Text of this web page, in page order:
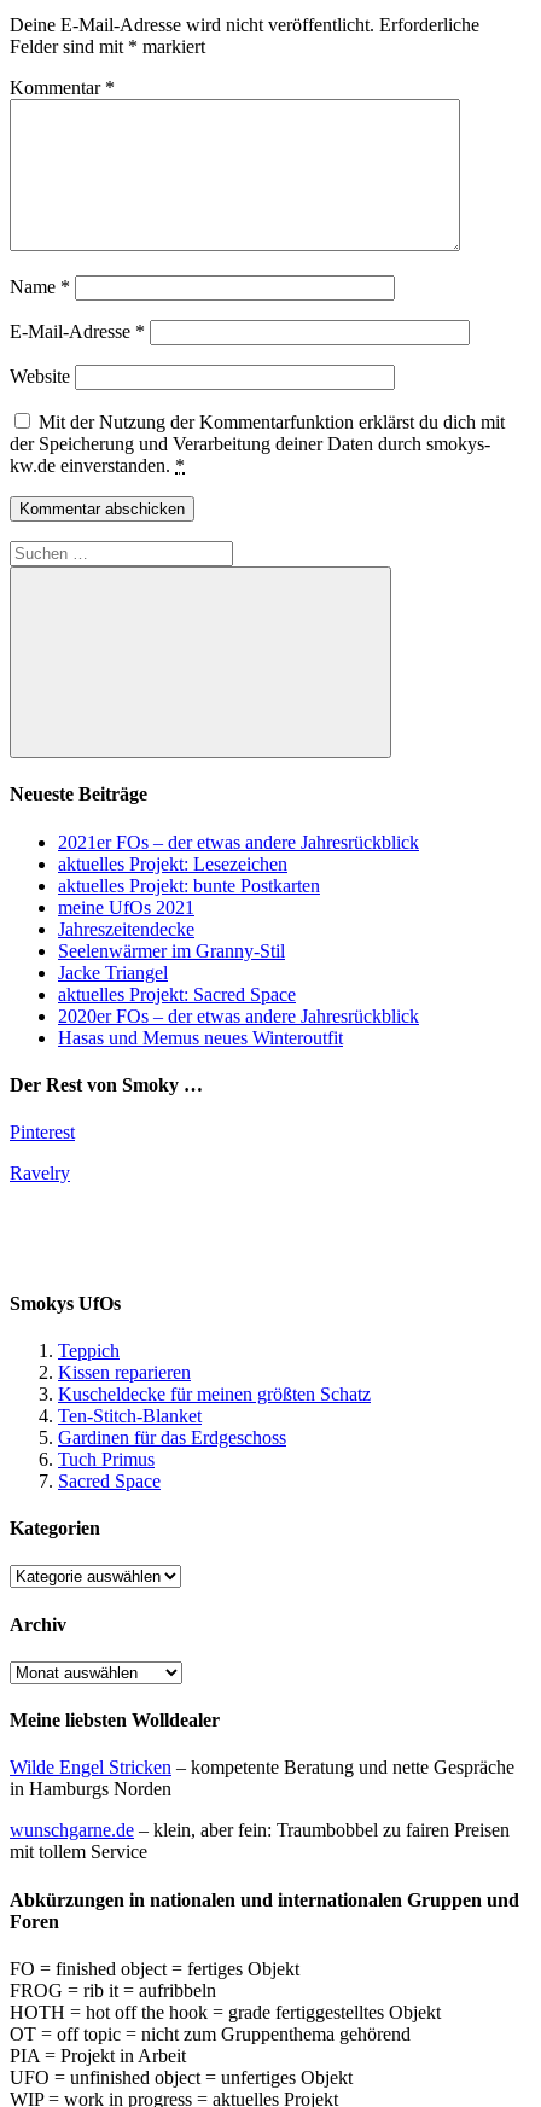
Deine E-Mail-Adresse wird nicht veröffentlicht. Erforderliche
Felder sind mit * markiert
Kommentar *
Name *
E-Mail-Adresse *
Website
Mit der Nutzung der Kommentarfunktion erklärst du dich mit
der Speicherung und Verarbeitung deiner Daten durch smokys-
kw.de einverstanden. *
Suchen
nach:
Suchen
Neueste Beiträge
2021er FOs – der etwas andere Jahresrückblick
aktuelles Projekt: Lesezeichen
aktuelles Projekt: bunte Postkarten
meine UfOs 2021
Jahreszeitendecke
Seelenwärmer im Granny-Stil
Jacke Triangel
aktuelles Projekt: Sacred Space
2020er FOs – der etwas andere Jahresrückblick
Hasas und Memus neues Winteroutfit
Der Rest von Smoky …
Pinterest
Ravelry
Smokys UfOs
Teppich
Kissen reparieren
Kuscheldecke für meinen größten Schatz
Ten-Stitch-Blanket
Gardinen für das Erdgeschoss
Tuch Primus
Sacred Space
Kategorien
Kategorien
Archiv
Archiv
Meine liebsten Wolldealer
Wilde Engel Stricken – kompetente Beratung und nette Gespräche
in Hamburgs Norden
wunschgarne.de – klein, aber fein: Traumbobbel zu fairen Preisen
mit tollem Service
Abkürzungen in nationalen und internationalen Gruppen und
Foren
FO = finished object = fertiges Objekt
FROG = rib it = aufribbeln
HOTH = hot off the hook = grade fertiggestelltes Objekt
OT = off topic = nicht zum Gruppenthema gehörend
PIA = Projekt in Arbeit
UFO = unfinished object = unfertiges Objekt
WIP = work in progress = aktuelles Projekt